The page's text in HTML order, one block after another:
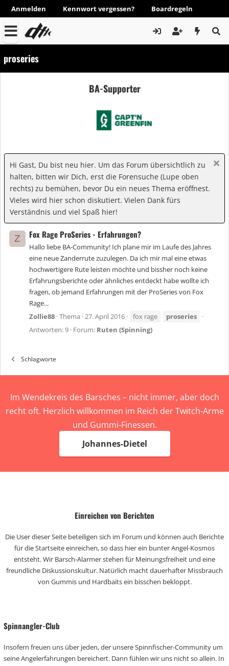
Anmelden Kennwort vergessen? Boardregeln
proseries
BA-Supporter
Hi Gast, Du bist neu hier. Um das Forum übersichtlich zu
halten, bitten wir Dich, erst die Forensuche (Lupe oben
rechts) zu bemühen, bevor Du ein neues Thema eröffnest.
Vieles wird hier schon diskutiert. Vielen Dank fürs
Verständnis und viel Spaß hier!
Z Fox Rage ProSeries - Erfahrungen?
Hallo liebe BA-Community! Ich plane mir im Laufe des Jahres
eine neue Zanderrute zuzulegen. Da ich mir mal eine etwas
hochwertigere Rute leisten möchte und bissher noch keine
Erfahrungsberichte oder ähnliches entdeckt habe wollte ich
fragen, ob jemand Erfahrungen mit der ProSeries von Fox
Rage...
Zollie88 Thema 27. April 2016 fox rage
proseries
Antworten: 9 Forum: Ruten (Spinning)
Schlagworte
Im Wendekreis des Barsches – nicht immer, aber doch
recht oft. Herzlich willkommen im Reich der Twitch-Arme
und Gummi-Finessen.
Johannes-Dietel
Einreichen von Berichten
Die User dieser Seite beteiligen sich im Forum und können auch Berichte
für die Startseite einreichen, so dass hier ein bunter Angel-Kosmos
entsteht. Wir Barsch-Alarmer stehen für Meinungsfreiheit und eine
freundliche Diskussionskultur. Natürlich macht dauerhafter Missbrauch
von Gummis und Hardbaits ein bisschen bekloppt.
Spinnangler-Club
Insofern freuen uns über jeden, der unsere Spinnfischer-Community um
seine Angelerfahrungen bereichert. Dann fühlen wir uns nicht so allein. In